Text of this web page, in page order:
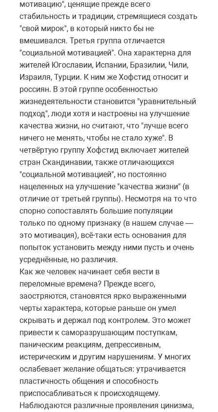
мотивацию", ценящие прежде всего
стабильность и традиции, стремящиеся создать
"свой мирок", в который никто бы не
вмешивался. Третья группа отличается
"социальной мотивацией". Она характерна для
жителей Югославии, Испании, Бразилии, Чили,
Израиля, Турции. К ним же Хофстид относит и
россиян. В этой группе особенностью
жизнедеятельности становится "уравнительный
подход", люди хотя и настроены на улучшение
качества жизни, но считают, что "лучше всего
ничего не менять, чтобы не стало хуже". В
четвёртую группу Хофстид включает жителей
стран Скандинавии, также отличающихся
"социальной мотивацией", но постоянно
нацеленных на улучшение "качества жизни" (в
отличие от третьей группы). Несмотря на то что
спорно сопоставлять большие популяции
только по одному признаку (в нашем случае —
это мотивация), всё-таки есть основания для
попыток установить между ними пусть и очень
усреднённые, но различия.
Как же человек начинает себя вести в
переломные времена? Прежде всего,
заостряются, становятся ярко выраженными
черты характера, которые раньше он умел
скрывать и держал под контролем. Это может
привести к саморазрушающим поступкам,
паническим реакциям, депрессивным,
истерическим и другим нарушениям. У многих
ослабевает желание общаться: утрачивается
пластичность общения и способность
приспосабливаться к происходящему.
Наблюдаются различные проявления цинизма,